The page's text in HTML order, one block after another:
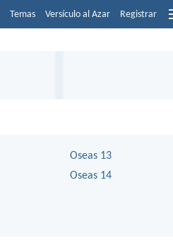
Temas Versículo al Azar Registrar
Oseas 13
Oseas 14